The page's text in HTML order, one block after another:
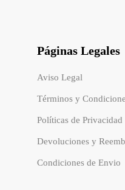
Páginas Legales
Aviso Legal
Términos y
Políticas de Privacidad
Devoluciones y
Condiciones de Envio